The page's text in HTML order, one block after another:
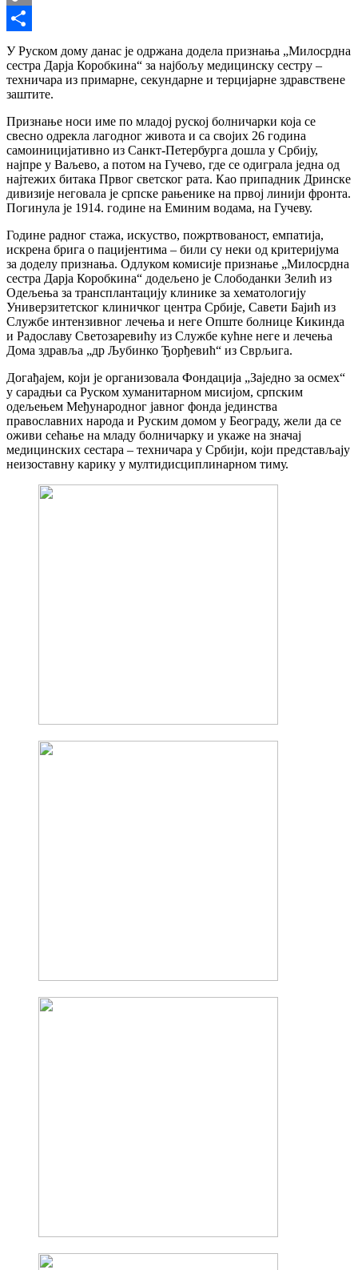
Copy
Link
Share
У Руском дому данас је одржана додела признања „Милосрдна
сестра Дарја Коробкина“ за најбољу медицинску сестру –
техничара из примарне, секундарне и терцијарне здравствене
заштите.
Признање носи име по младој руској болничарки која се
свесно одрекла лагодног живота и са својих 26 година
самоиницијативно из Санкт-Петербурга дошла у Србију,
најпре у Ваљево, а потом на Гучево, где се одиграла једна од
најтежих битака Првог светског рата. Као припадник Дринске
дивизије неговала је српске рањенике на првој линији фронта.
Погинула је 1914. године на Еминим водама, на Гучеву.
Године радног стажа, искуство, пожртвованост, емпатија,
искрена брига о пацијентима – били су неки од критеријума
за доделу признања. Одлуком комисије признање „Милосрдна
сестра Дарја Коробкина“ додељено је Слободанки Зелић из
Одељења за трансплантацију клинике за хематологију
Универзитетског клиничког центра Србије, Савети Бајић из
Службе интензивног лечења и неге Опште болнице Кикинда
и Радославу Светозаревићу из Службе кућне неге и лечења
Дома здравља „др Љубинко Ђорђевић“ из Сврљига.
Догађајем, који је организовала Фондација „Заједно за осмех“
у сарадњи са Руском хуманитарном мисијом, српским
одељењем Међународног јавног фонда јединства
православних народа и Руским домом у Београду, жели да се
оживи сећање на младу болничарку и укаже на значај
медицинских сестара – техничара у Србији, који представљају
неизоставну карику у мултидисциплинарном тиму.